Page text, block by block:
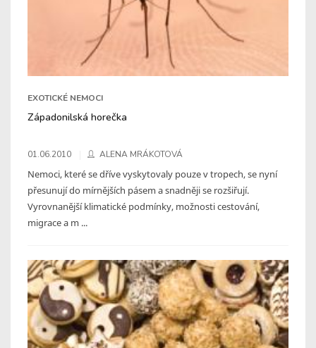
EXOTICKÉ NEMOCI
Západonilská horečka
01.06.2010 ALENA MRÁKOTOVÁ
Nemoci, které se dříve vyskytovaly pouze v tropech, se nyní
přesunují do mírnějších pásem a snadněji se rozšiřují.
Vyrovnanější klimatické podmínky, možnosti cestování,
migrace a m ...